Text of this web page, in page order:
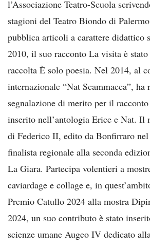
l’Associazione Teatro-Scuola
stagioni del Teatro Biondo di
pubblica articoli a carattere didattico
2010, il suo racconto La visita è
raccolta È solo poesia. Nel 2014, al
internazionale “Nat Scammacca”, ha
segnalazione di merito per il
inserito nell’antologia Erice e Nat. Il
di Federico II, edito da Bonfirraro nel
finalista regionale alla seconda
La Giara. Partecipa volentieri a
caviardage e collage e, in
Premio Catullo 2024 alla mostra
2024, un suo contributo è stato
scienze umane Augeo IV dedicato